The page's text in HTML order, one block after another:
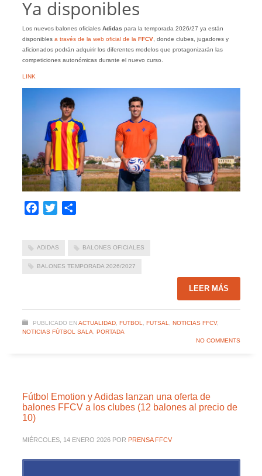
Ya disponibles
Los nuevos balones oficiales Adidas para la temporada 2026/27 ya están
disponiblesa través de la web oficial de la FFCV, donde clubes, jugadores y
aficionados podrán adquirir los diferentes modelos que protagonizarán las
competiciones autonómicas durante el nuevo curso.
LINK
Facebook
Twitter
ADIDAS BALONES OFICIALES
BALONES TEMPORADA 2026/2027
LEER MÁS
PUBLICADO EN ACTUALIDAD, FUTBOL FUTSAL NOTICIAS FFCV,
NOTICIAS FÚTBOL SALA
PORTADA
NO COMMENTS
Fútbol Emotion y Adidas lanzan una oferta de
balones FFCV a los clubes (12 balones al precio de
10)
MIÉRCOLES, 14 ENERO 2026 POR PRENSA FFCV